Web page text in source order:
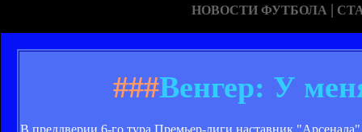
НОВОСТИ ФУТБОЛА |
###Венгер: У
В преддверии 6-го тура Премьер-лиги наставник